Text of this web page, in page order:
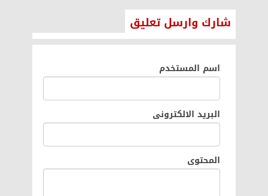
شارك وارسل تعليق
اسم المستخدم
البريد الالكترونى
المحتوى